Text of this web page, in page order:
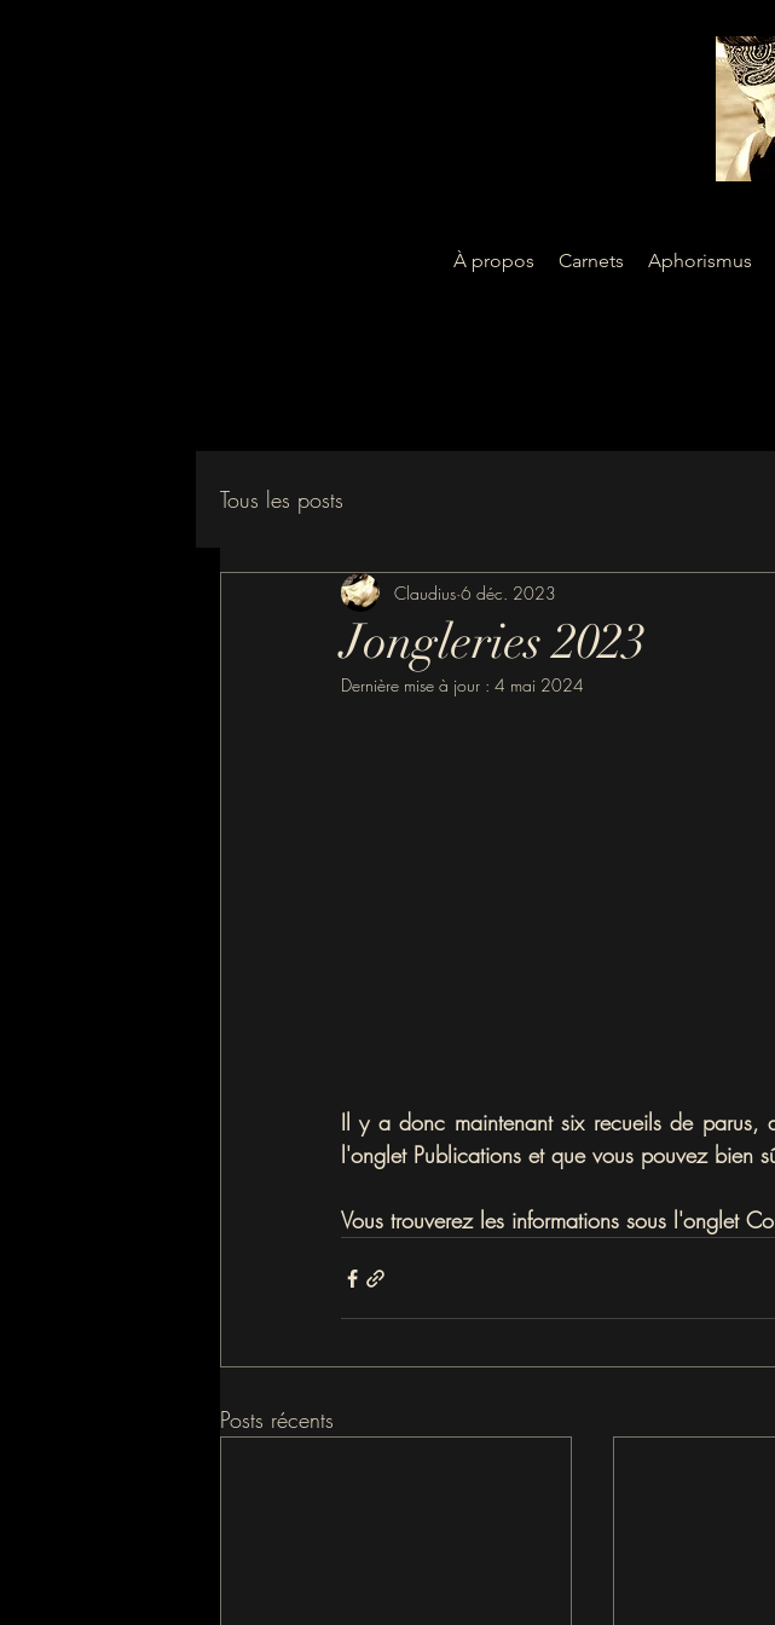
À propos Carnets Aphorismus
Tous les posts
Jongleries 2023
Claudius 6 déc. 2023
Dernière mise à jour : 4 mai 2024
Il y a donc maintenant six recueils de
l'onglet Publications et que vous pouvez bien
Vous trouverez les informations sous l'onglet
Posts récents